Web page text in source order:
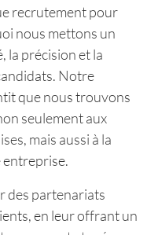
recrutement pour
nous mettons un
la précision et la
Notre
que nous trouvons
seulement aux
mais aussi à la
entreprise.
des partenariats
en leur offrant un